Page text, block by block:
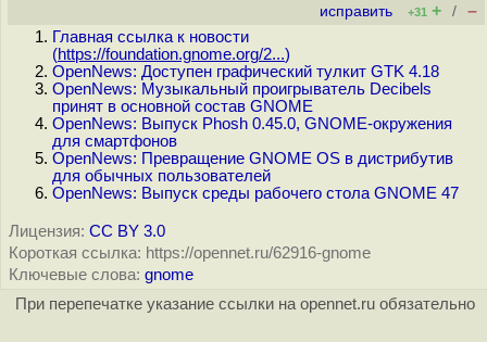
исправить +31 + / –
Главная ссылка к новости
(https://foundation.gnome.org/2...)
OpenNews: Доступен графический тулкит GTK 4.18
OpenNews: Музыкальный проигрыватель Decibels
принят в основной состав GNOME
OpenNews: Выпуск Phosh 0.45.0, GNOME-окружения
для смартфонов
OpenNews: Превращение GNOME OS в дистрибутив
для обычных пользователей
OpenNews: Выпуск среды рабочего стола GNOME 47
Лицензия: CC BY 3.0
Короткая ссылка: https://opennet.ru/62916-gnome
Ключевые слова: gnome
При перепечатке указание ссылки на opennet.ru обязательно